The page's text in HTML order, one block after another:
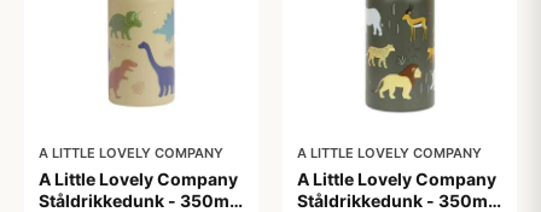
A LITTLE LOVELY COMPANY
A Little Lovely Company
Ståldrikkedunk - 350ml
A LITTLE LOVELY COMPANY
A Little Lovely Company
Ståldrikkedunk - 350ml